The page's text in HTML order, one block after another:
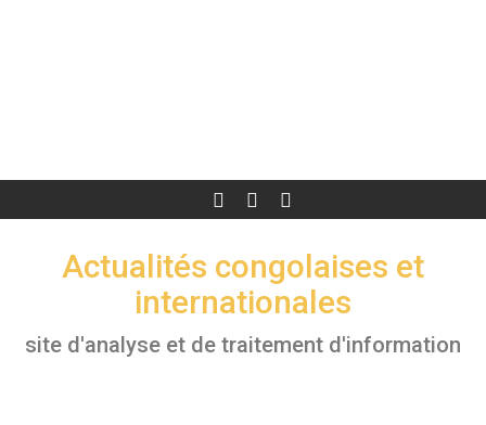
Actualités congolaises et
internationales
site d'analyse et de traitement d'information